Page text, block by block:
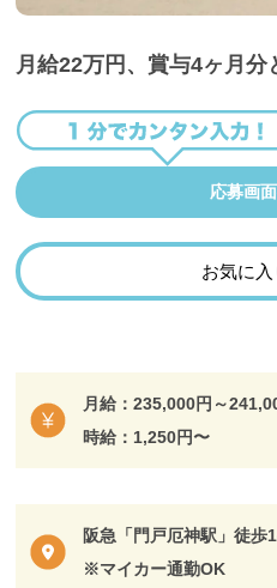
月給22万円、賞与4ヶ月分
応募画
お気に
月給：235,000円～
時給：1,250円〜
阪急「門戸厄神駅」徒歩
※マイカー通勤OK